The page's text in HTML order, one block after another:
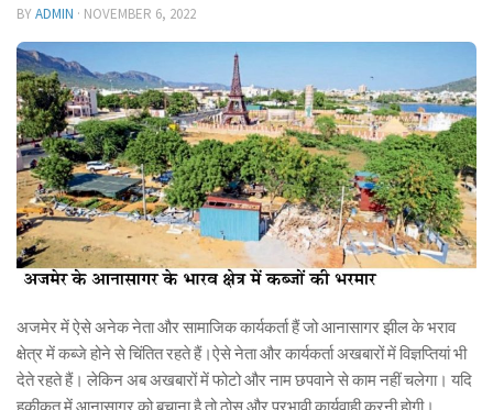
BYADMIN · NOVEMBER 6, 2022
अजमेर में ऐसे अनेक नेता और सामाजिक कार्यकर्ता हैं जो आनासागर झील के भराव
क्षेत्र में कब्जे होने से चिंतित रहते हैं।ऐसे नेता और कार्यकर्ता अखबारों में विज्ञप्तियां भी
देते रहते हैं। लेकिन अब अखबारों में फोटो और नाम छपवाने से काम नहीं चलेगा। यदि